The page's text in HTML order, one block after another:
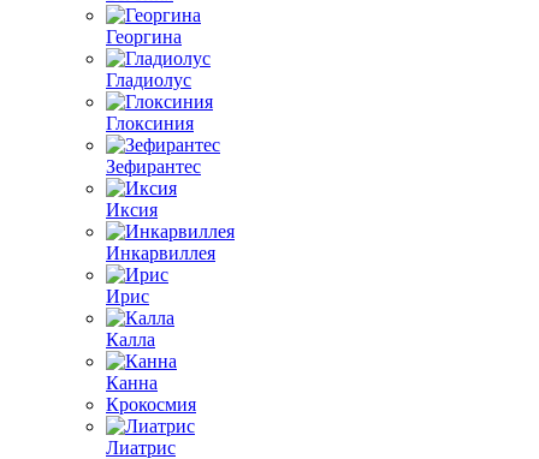
Георгина
Гладиолус
Глоксиния
Зефирантес
Иксия
Инкарвиллея
Ирис
Калла
Канна
Крокосмия
Лиатрис